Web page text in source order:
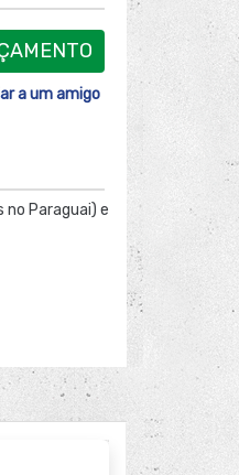
a um amigo
no Paraguai) e